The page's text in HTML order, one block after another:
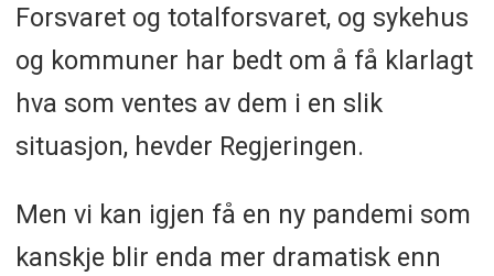
Forsvaret og totalforsvaret, og sykehus
og kommuner har bedt om å få klarlagt
hva som ventes av dem i en slik
situasjon, hevder Regjeringen.
Men vi kan igjen få en ny pandemi som
kanskje blir enda mer dramatisk enn